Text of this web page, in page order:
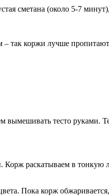
сметана (около 5-7
– так коржи лучше
тесто руками.
Корж раскатываем в
Пока корж